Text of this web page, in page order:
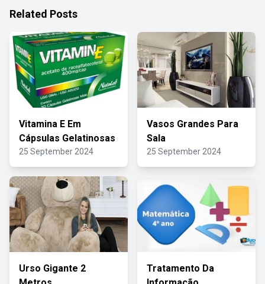
Related Posts
Vitamina E Em
Cápsulas Gelatinosas
25 September 2024
Vasos Grandes Para
Sala
25 September 2024
Urso Gigante 2
Tratamento Da